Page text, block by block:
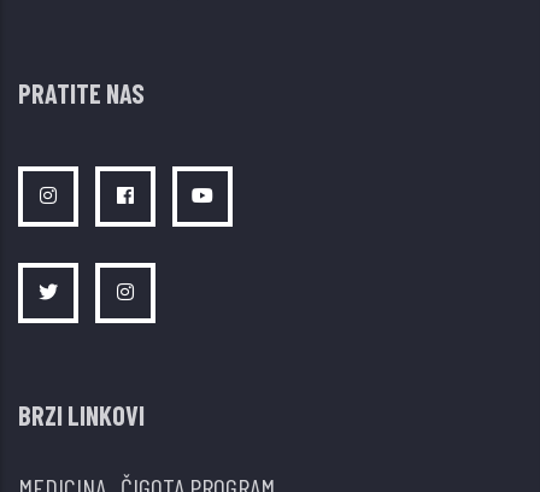
PRATITE NAS
BRZI LINKOVI